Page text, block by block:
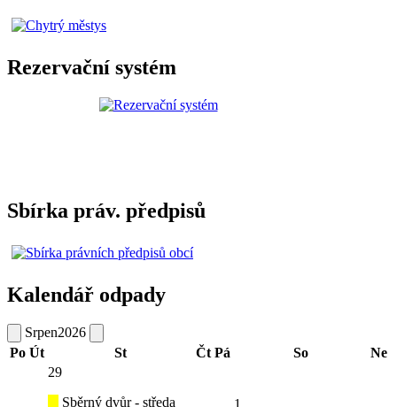
Rezervační systém
Sbírka práv. předpisů
Kalendář odpady
Srpen2026
Po Út St Čt Pá So
Ne
29
Sběrný dvůr - středa